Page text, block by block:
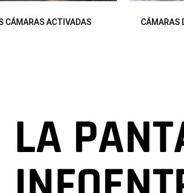
CÁMARAS ACTIVADAS CÁMARAS
LA